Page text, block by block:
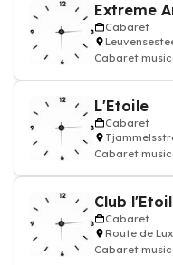
Extreme
Cabaret
Cabaret
L'Etoile
Cabaret
Cabaret
Club
Cabaret
Route de
Cabaret